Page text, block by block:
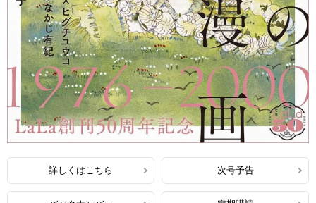
詳しくはこちら 次号予告